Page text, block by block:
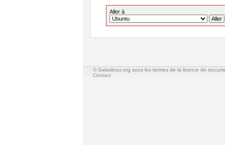
Aller à
© Swisslinux.org sous les termes de la licence de
Contact